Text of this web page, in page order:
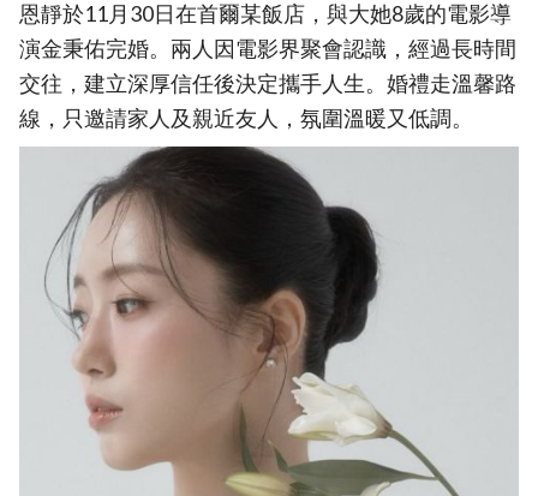
恩靜於11月30日在首爾某飯店，與大她8歲的電影導
演金秉佑完婚。兩人因電影界聚會認識，經過長時間
交往，建立深厚信任後決定攜手人生。婚禮走溫馨路
線，只邀請家人及親近友人，氛圍溫暖又低調。